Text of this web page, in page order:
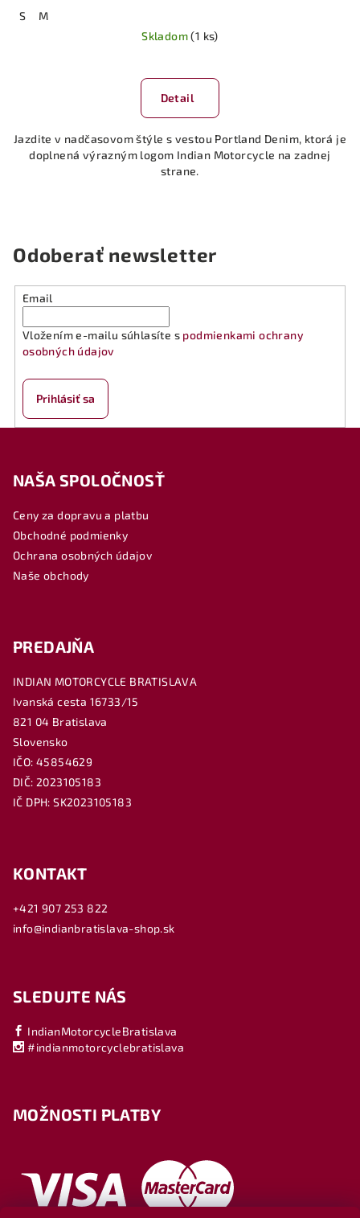
S
M
Skladom(1 ks)
Detail
Jazdite v nadčasovom štýle s vestou Portland Denim, ktorá je
doplnená výrazným logom Indian Motorcycle na zadnej
strane.
Odoberať newsletter
Email
Vložením e-mailu súhlasíte s podmienkami ochrany
osobných údajov
Prihlásiť sa
NAŠA SPOLOČNOSŤ
Ceny za dopravu a platbu
Obchodné podmienky
Ochrana osobných údajov
Naše obchody
PREDAJŇA
INDIAN MOTORCYCLE BRATISLAVA
Ivanská cesta 16733/15
821 04 Bratislava
Slovensko
IČO: 45854629
DIČ: 2023105183
IČ DPH: SK2023105183
KONTAKT
+421 907 253 822
info@indianbratislava-shop.sk
SLEDUJTE NÁS
IndianMotorcycleBratislava
#indianmotorcyclebratislava
MOŽNOSTI PLATBY